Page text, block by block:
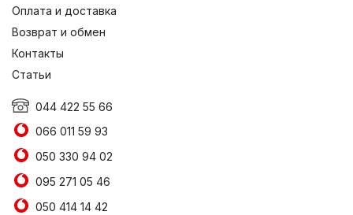
Оплата и доставка
Возврат и обмен
Контакты
Статьи
044 422 55 66
066 011 59 93
050 330 94 02
095 271 05 46
050 414 14 42